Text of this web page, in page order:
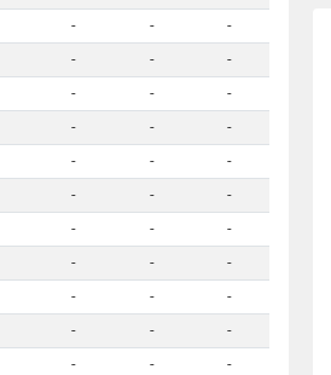
- -
-
- -
-
- -
-
- -
-
- -
-
- -
-
- -
-
- -
-
- -
-
- -
-
- -
-